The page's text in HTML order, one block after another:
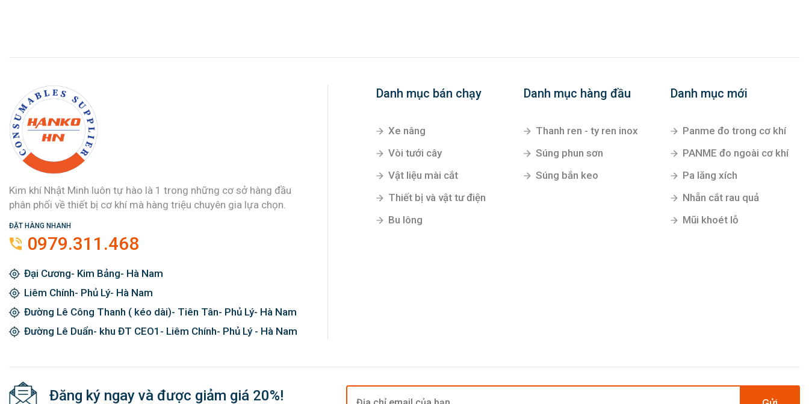
Kim khí Nhật Minh luôn tự hào là 1 trong những cơ sở hàng đầu
phân phối về thiết bị cơ khí mà hàng triệu chuyên gia lựa chọn.
ĐẶT HÀNG NHANH
0979.311.468
Đại Cương- Kim Bảng- Hà Nam
Liêm Chính- Phủ Lý- Hà Nam
Đường Lê Công Thanh ( kéo dài)- Tiên Tân- Phủ Lý- Hà Nam
Đường Lê Duẩn- khu ĐT CEO1- Liêm Chính- Phủ Lý - Hà Nam
Danh mục bán chạy
Xe nâng
Vòi tưới cây
Vật liệu mài cắt
Thiết bị và vật tư điện
Bu lông
Danh mục hàng đầu
Thanh ren - ty ren inox
Súng phun sơn
Súng bắn keo
Danh mục mới
Panme đo trong cơ khí
PANME đo ngoài cơ khí
Pa lăng xích
Nhẵn cắt rau quả
Mũi khoét lỗ
Đăng ký ngay và được giảm giá 20%!